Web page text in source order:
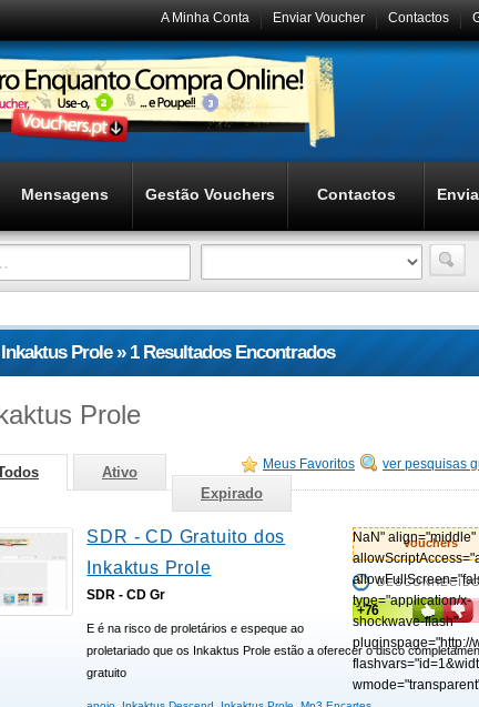
Contactos
Enviar Voucher
A Minha Conta
Mensagens Gestão Vouchers Contactos
Inkaktus Prole » 1 Resultados Encontrados
Prole
ver pesquisas
Meus Favoritos
Ativo
Expirado
vouchers
NaN" align="middle"
type="application/x-
shockwave-flash"
pluginspage="http://
+76
SDR - CD Gratuito dos
Inkaktus Prole
SDR - CD Gr
E é na risco de proletários e espeque ao
proletariado que os Inkaktus Prole estão a oferecer o disco
gratuito